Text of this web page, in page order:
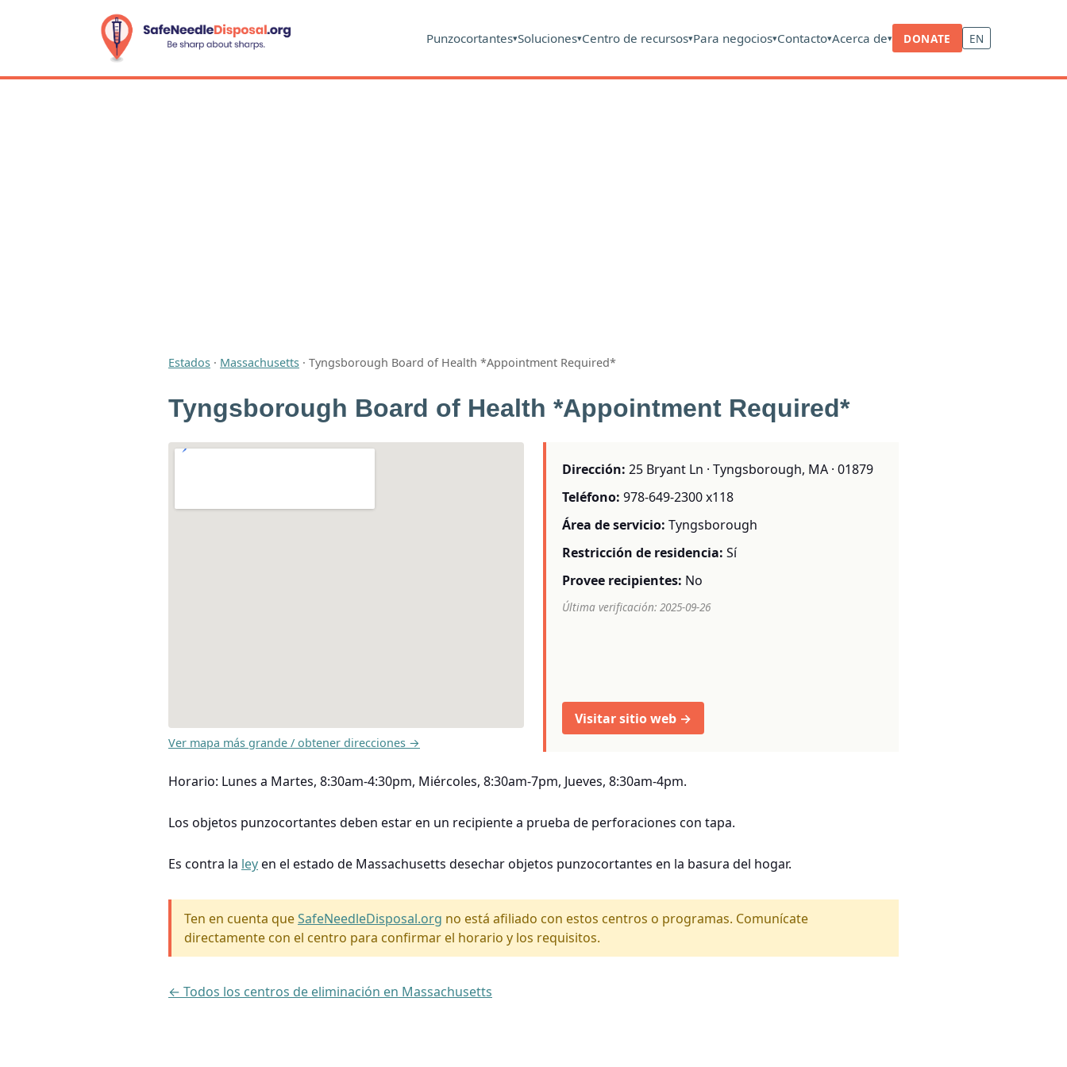
Punzocortantes▾Soluciones▾Centro de recursos▾Para negocios▾Contacto▾Acerca de▾ DONATE EN
Estados · Massachusetts · Tyngsborough Board of Health *Appointment Required*
Tyngsborough Board of Health *Appointment Required*
Ver mapa más grande / obtener direcciones →
Dirección: 25 Bryant Ln · Tyngsborough, MA · 01879
Teléfono: 978-649-2300 x118
Área de servicio: Tyngsborough
Restricción de residencia: Sí
Provee recipientes: No
Última verificación: 2025-09-26
Visitar sitio web →
Horario: Lunes a Martes, 8:30am-4:30pm, Miércoles, 8:30am-7pm, Jueves, 8:30am-4pm.
Los objetos punzocortantes deben estar en un recipiente a prueba de perforaciones con tapa.
Es contra la leyen el estado de Massachusetts desechar objetos punzocortantes en la basura del hogar.
Ten en cuenta queSafeNeedleDisposal.org no está afiliado con estos centros o programas. Comunícate
directamente con el centro para confirmar el horario y los requisitos.
← Todos los centros de eliminación en Massachusetts